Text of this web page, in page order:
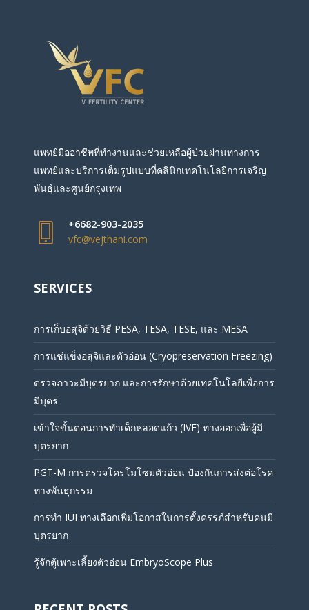
แพทย์มืออาชีพที่ทำงานและช่วยเหลือผู้ป่วยผ่านทางการ
แพทย์และบริการเต็มรูปแบบที่คลินิกเทคโนโลยีการเจริญ
พันธุ์และศูนย์กรุงเทพ
+6682-903-2035
vfc@vejthani.com
SERVICES
การเก็บอสุจิด้วยวิธี PESA, TESA, TESE, และ MESA
การแช่แข็งอสุจิและตัวอ่อน (Cryopreservation Freezing)
ตรวจภาวะมีบุตรยาก และการรักษาด้วยเทคโนโลยีเพื่อการ
มีบุตร
เข้าใจขั้นตอนการทำเด็กหลอดแก้ว (IVF) ทางออกเพื่อผู้มี
บุตรยาก
PGT-M การตรวจโครโมโซมตัวอ่อน ป้องกันการส่งต่อโรค
ทางพันธุกรรม
การทำ IUI ทางเลือกเพิ่มโอกาสในการตั้งครรภ์สำหรับคนมี
บุตรยาก
รู้จักตู้เพาะเลี้ยงตัวอ่อน EmbryoScope Plus